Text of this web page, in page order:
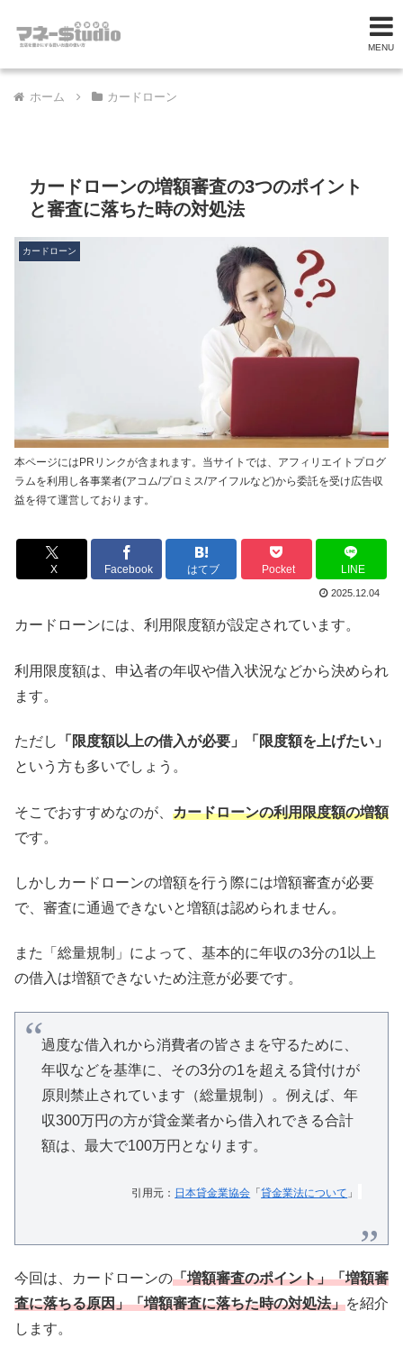
MENU
ホーム カードローン
カードローンの増額審査の3つのポイント
と審査に落ちた時の対処法
本ページにはPRリンクが含まれます。当サイトでは、アフィリエイトプログ
ラムを利用し各事業者(アコム/プロミス/アイフルなど)から委託を受け広告収
益を得て運営しております。
カードローン
X Facebook はてブ Pocket LINE
2025.12.04
カードローンには、利用限度額が設定されています。
利用限度額は、申込者の年収や借入状況などから決められ
ます。
ただし
「限度額以上の借入が必要」「限度額を上げたい」
という方も多いでしょう。
そこでおすすめなのが、 カードローンの利用限度額の増額
です。
しかしカードローンの増額を行う際には増額審査が必要
で、審査に通過できないと増額は認められません。
また「総量規制」によって、基本的に年収の3分の1以上
の借入は増額できないため注意が必要です。
過度な借入れから消費者の皆さまを守るために、
年収などを基準に、その3分の1を超える貸付けが
原則禁止されています（総量規制）。例えば、年
収300万円の方が貸金業者から借入れできる合計
額は、最大で100万円となります。
引用元： 日本貸金業協会 「貸金業法について 」
今回は、カードローンの「増額審査のポイント」「増額審
査に落ちる原因」「増額審査に落ちた時の対処法」を紹介
します。